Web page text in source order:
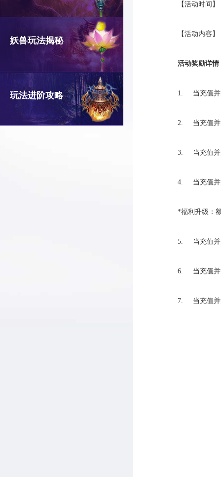
妖兽玩法揭秘
玩法进阶攻略
【活动时间】
【活动内容
活动奖励详情
1. 当充值并
2. 当充值并
3. 当充值并
4. 当充值并
*福利升级：
5. 当充值并
6. 当充值并
7. 当充值并